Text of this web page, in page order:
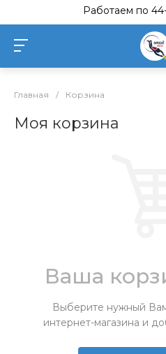
Работаем по
Главная / Корзина
Моя корзина
Ваша
Выберите нужный Вам
интернет-магазина и